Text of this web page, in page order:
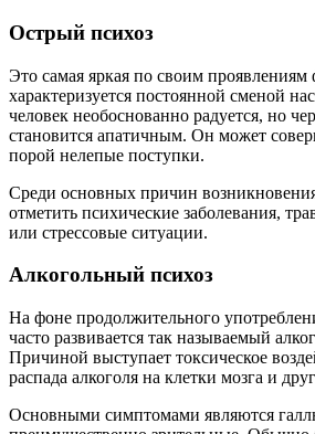
Острый психоз
Это самая яркая по своим
характеризуется постоянной сменой
человек необоснованно радуется, но
становится апатичным. Он может
порой нелепые поступки.
Среди основных причин возникновения
отметить психические заболевания,
или стрессовые ситуации.
Алкогольный психоз
На фоне продолжительного
часто развивается так называемый
Причиной выступает токсическое
распада алкоголя на клетки мозга и
Основными симптомами являются